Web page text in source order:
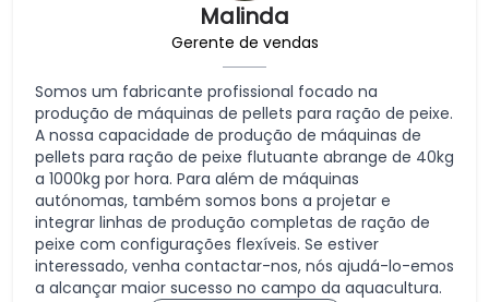
Malinda
Gerente de vendas
Somos um fabricante profissional focado na
produção de máquinas de pellets para ração de peixe.
A nossa capacidade de produção de máquinas de
pellets para ração de peixe flutuante abrange de 40kg
a 1000kg por hora. Para além de máquinas
autónomas, também somos bons a projetar e
integrar linhas de produção completas de ração de
peixe com configurações flexíveis. Se estiver
interessado, venha contactar-nos, nós ajudá-lo-emos
a alcançar maior sucesso no campo da aquacultura.